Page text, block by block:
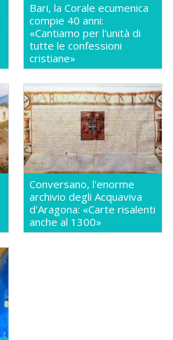
Bari, la Corale ecumenica
compie 40 anni:
«Cantiamo per l'unità di
tutte le confessioni
cristiane»
Conversano, l'enorme
archivio degli Acquaviva
d'Aragona: «Carte risalenti
anche al 1300»